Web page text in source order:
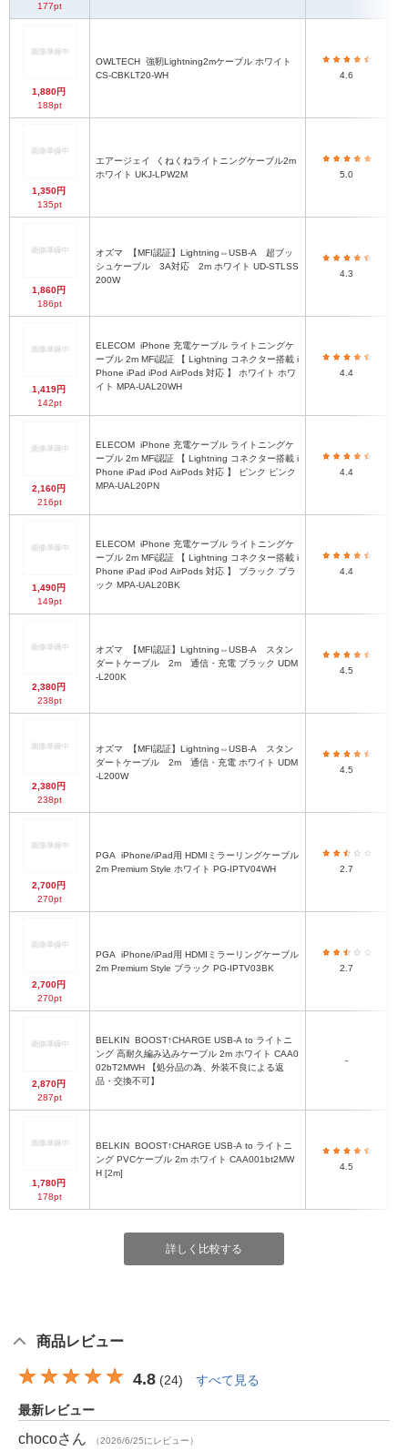
177pt
1,880円
188pt
OWLTECH
CS-CBKLT20-WH
4.6
1,350円
135pt
エアージェイ
ホワイト UKJ-LPW2M
5.0
1,860円
186pt
オズマ
シュケーブル 3A対応 2m ホワイト UD-STLSS
200W
4.3
1,419円
142pt
ELECOM
ーブル 2m MFi認証 【 Lightning コネクター搭載 i
Phone iPad iPod AirPods 対応 】 ホワイト ホワ
イト MPA-UAL20WH
4.4
2,160円
216pt
ELECOM
ーブル 2m MFi認証 【 Lightning コネクター搭載 i
Phone iPad iPod AirPods 対応 】 ピンク ピンク
MPA-UAL20PN
4.4
1,490円
149pt
ELECOM
ーブル 2m MFi認証 【 Lightning コネクター搭載 i
Phone iPad iPod AirPods 対応 】 ブラック ブラ
ック MPA-UAL20BK
4.4
2,380円
238pt
オズマ
ダートケーブル 2m 通信・充電 ブラック UDM
-L200K
4.5
2,380円
238pt
オズマ
ダートケーブル 2m 通信・充電 ホワイト UDM
-L200W
4.5
2,700円
270pt
PGA
2m Premium Style ホワイト PG-IPTV04WH
2.7
2,700円
270pt
PGA
2m Premium Style ブラック PG-IPTV03BK
2.7
2,870円
287pt
BELKIN
ング 高耐久編み込みケーブル 2m ホワイト CAA0
02bT2MWH 【処分品の為、外装不良による返
品・交換不可】
-
1,780円
178pt
BELKIN
ング PVCケーブル 2m ホワイト CAA001bt2MW
H [2m]
4.5
詳しく比較する
商品レビュー
4.8 (24) すべて見る
最新レビュー
chocoさん （2026/6/25にレビュー）